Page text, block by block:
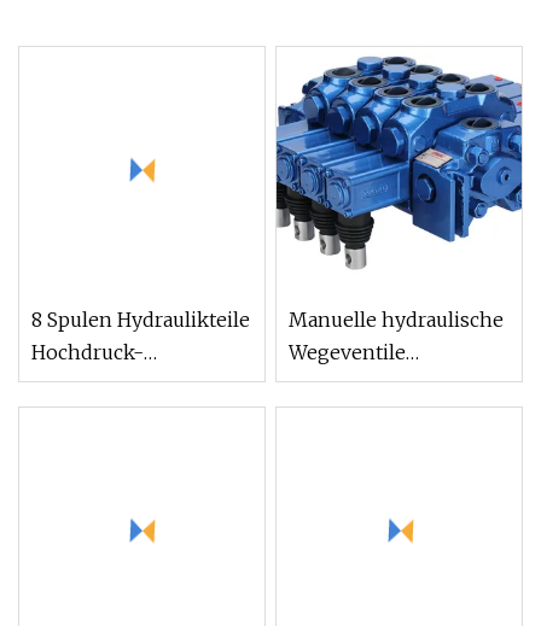
8 Spulen Hydraulikteile
Hochdruck-
Hydraulikverteiler
Manuelle hydraulische
Wegeventile
Handbetätigtes